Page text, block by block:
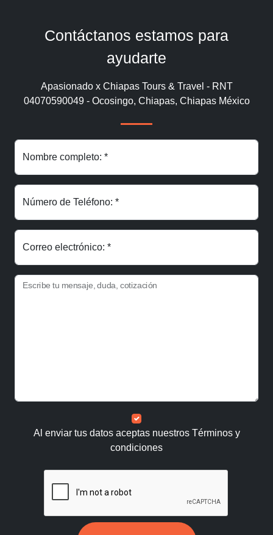
Contáctanos estamos para
ayudarte
Apasionado x Chiapas Tours & Travel - RNT
04070590049 - Ocosingo, Chiapas, Chiapas México
Nombre completo: *
Número de Teléfono: *
Correo electrónico: *
Escribe tu mensaje, duda, cotización
Al enviar tus datos aceptas nuestros Términos y
condiciones